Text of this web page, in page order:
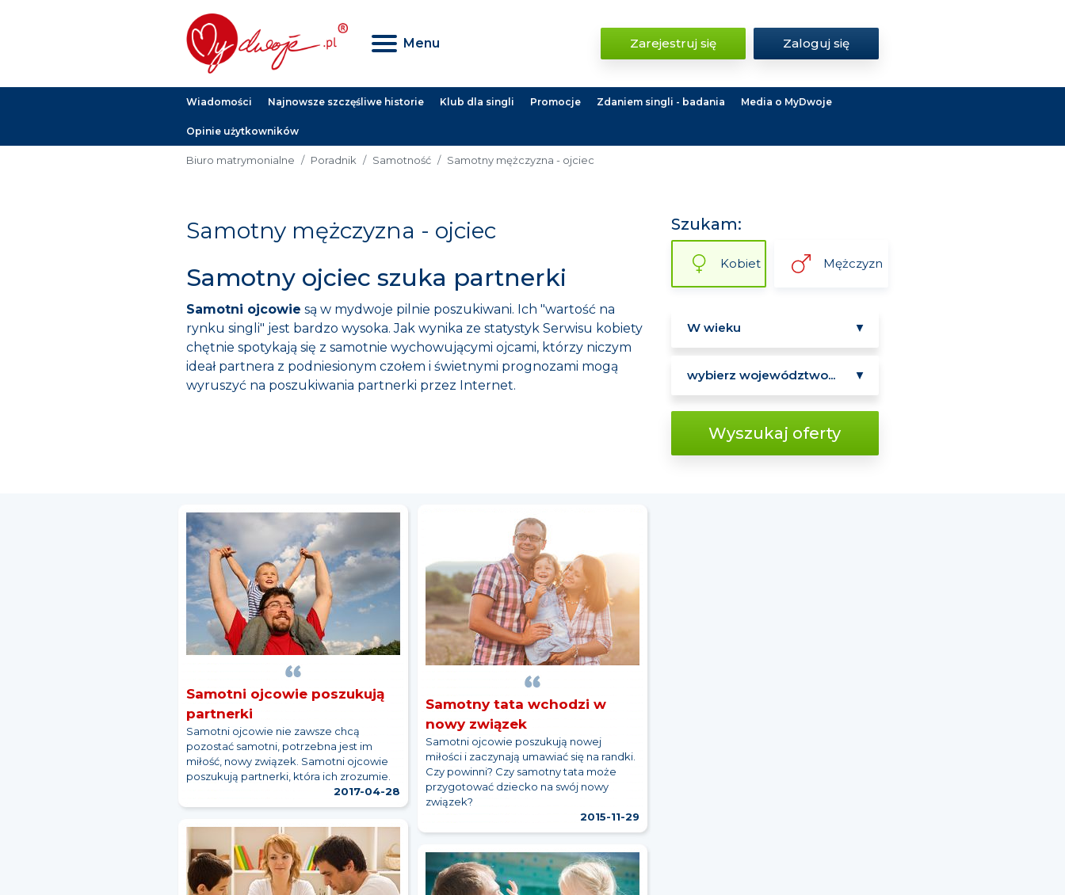
Menu Zarejestruj się Zaloguj się
Wiadomości Najnowsze szczęśliwe historie Klub dla singli Promocje Zdaniem singli - badania Media o MyDwoje
Opinie użytkowników
Biuro matrymonialne Poradnik Samotność Samotny mężczyzna - ojciec
Szukam:
Kobiet Mężczyzn
Wyszukaj oferty
Samotny mężczyzna - ojciec
Samotny ojciec szuka partnerki
Samotni ojcowie są w mydwoje pilnie poszukiwani. Ich "wartość na
rynku singli" jest bardzo wysoka. Jak wynika ze statystyk Serwisu kobiety
chętnie spotykają się z samotnie wychowującymi ojcami, którzy niczym
ideał partnera z podniesionym czołem i świetnymi prognozami mogą
wyruszyć na poszukiwania partnerki przez Internet.
Samotni ojcowie poszukują
partnerki
Samotni ojcowie nie zawsze chcą
pozostać samotni, potrzebna jest im
miłość, nowy związek. Samotni ojcowie
poszukują partnerki, która ich zrozumie.
2017-04-28
Samotny tata wchodzi w
nowy związek
Samotni ojcowie poszukują nowej
miłości i zaczynają umawiać się na randki.
Czy powinni? Czy samotny tata może
przygotować dziecko na swój nowy
związek?
2015-11-29